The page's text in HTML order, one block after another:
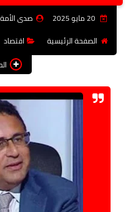
20 مايو 2025
صدى الأمة
الصفحة الرئيسية
اقتصاد